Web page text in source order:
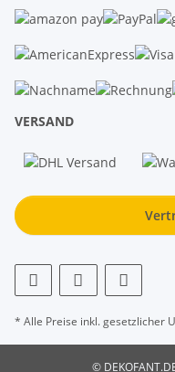
VERSAND
* Alle Preise inkl. gesetzlicher
©